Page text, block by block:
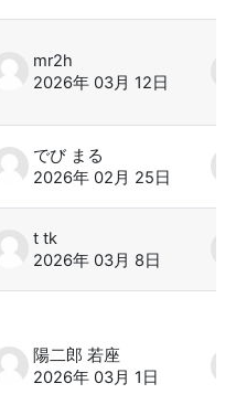
mr2h
2026年 03月 12日
でび まる
2026年 02月 25日
t tk
2026年 03月 8日
陽二郎 若座
2026年 03月 1日